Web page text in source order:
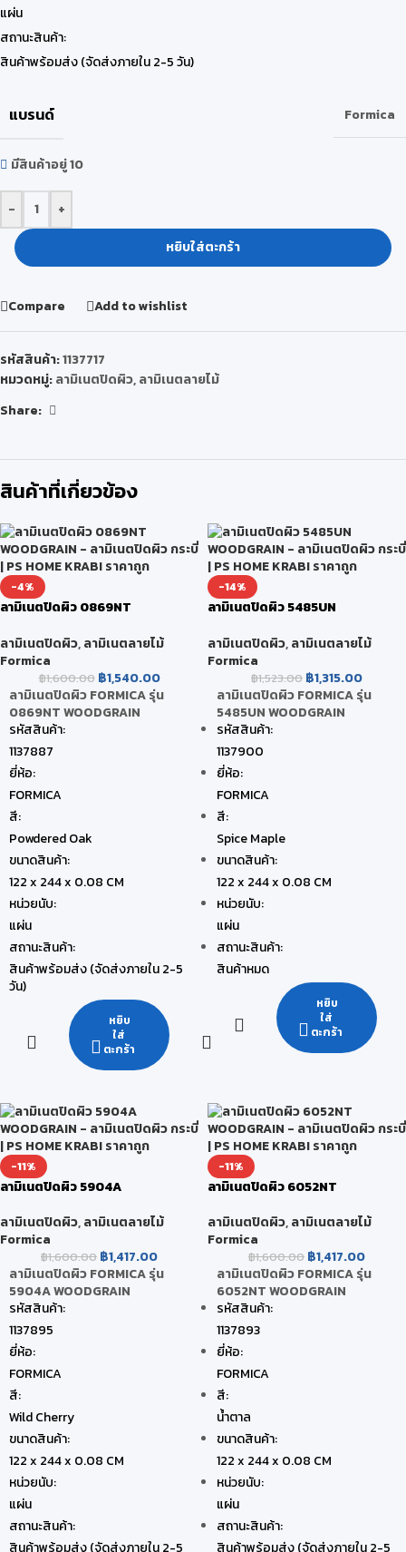
แผ่น
สถานะสินค้า:
สินค้าพร้อมส่ง (จัดส่งภายใน 2-5 วัน)
แบรนด์ Formica
มีสินค้าอยู่ 10
-
+
หยิบใส่ตะกร้า
Compare Add to wishlist
รหัสสินค้า:1137717
หมวดหมู่:ลามิเนตปิดผิว,ลามิเนตลายไม้
Share:
สินค้าที่เกี่ยวข้อง
-4%
ลามิเนตปิดผิว 0869NT
ลามิเนตปิดผิว,ลามิเนตลายไม้
Formica
฿1,600.00 ฿1,540.00
ลามิเนตปิดผิว FORMICA รุ่น
0869NT WOODGRAIN
รหัสสินค้า:
1137887
ยี่ห้อ:
FORMICA
สี:
Powdered Oak
ขนาดสินค้า:
122 x 244 x 0.08 CM
หน่วยนับ:
แผ่น
สถานะสินค้า:
สินค้าพร้อมส่ง (จัดส่งภายใน 2-5
วัน)
หยิบ
ใส่
ตะกร้า
-14%
ลามิเนตปิดผิว 5485UN
ลามิเนตปิดผิว,ลามิเนตลายไม้
Formica
฿1,523.00 ฿1,315.00
ลามิเนตปิดผิว FORMICA รุ่น
5485UN WOODGRAIN
รหัสสินค้า:
1137900
ยี่ห้อ:
FORMICA
สี:
Spice Maple
ขนาดสินค้า:
122 x 244 x 0.08 CM
หน่วยนับ:
แผ่น
สถานะสินค้า:
สินค้าหมด
หยิบ
ใส่
ตะกร้า
-11%
ลามิเนตปิดผิว 5904A
ลามิเนตปิดผิว,ลามิเนตลายไม้
Formica
฿1,600.00 ฿1,417.00
ลามิเนตปิดผิว FORMICA รุ่น
5904A WOODGRAIN
รหัสสินค้า:
1137895
ยี่ห้อ:
FORMICA
สี:
Wild Cherry
ขนาดสินค้า:
122 x 244 x 0.08 CM
หน่วยนับ:
แผ่น
สถานะสินค้า:
สินค้าพร้อมส่ง (จัดส่งภายใน 2-5
-11%
ลามิเนตปิดผิว 6052NT
ลามิเนตปิดผิว,ลามิเนตลายไม้
Formica
฿1,600.00 ฿1,417.00
ลามิเนตปิดผิว FORMICA รุ่น
6052NT WOODGRAIN
รหัสสินค้า:
1137893
ยี่ห้อ:
FORMICA
สี:
น้ำตาล
ขนาดสินค้า:
122 x 244 x 0.08 CM
หน่วยนับ:
แผ่น
สถานะสินค้า:
สินค้าพร้อมส่ง (จัดส่งภายใน 2-5